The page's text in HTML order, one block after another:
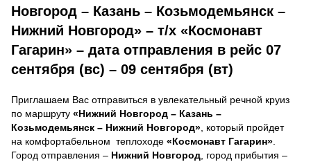
Новгород – Казань – Козьмодемьянск –
Нижний Новгород» – т/х «Космонавт
Гагарин» – дата отправления в рейс 07
сентября (вс) – 09 сентября (вт)
Приглашаем Вас отправиться в увлекательный речной круиз
по маршруту «Нижний Новгород – Казань –
Козьмодемьянск – Нижний Новгород» , который пройдет
на комфортабельном теплоходе «Космонавт Гагарин»
Город отправления – Нижний Новгород , город прибытия –